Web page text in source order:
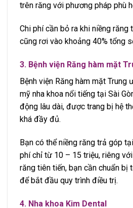
trên răng với phương pháp phù
Chi phí cần bỏ ra khi niềng
cũng rơi vào khoảng 40% tổng
3. Bệnh viện Răng hàm mặt
Bệnh viện Răng hàm mặt Trung
mỹ nha khoa nổi tiếng tại Sài
động lâu dài, được trang bị hệ
khá đầy đủ.
Bạn có thể niềng răng trả góp
phí chỉ từ 10 – 15 triệu, riêng
răng tiên tiến, bạn cần chuẩn
để bắt đầu quy trình điều trị.
4. Nha khoa Kim Dental